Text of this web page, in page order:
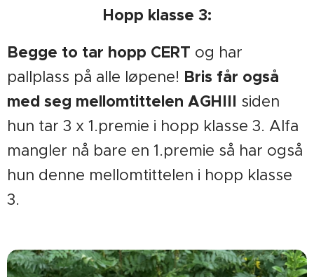
Hopp klasse 3:
Begge to tar hopp CERT og har
pallplass på alle løpene! Bris får også
med seg mellomtittelen AGHIII siden
hun tar 3 x 1.premie i hopp klasse 3. Alfa
mangler nå bare en 1.premie så har også
hun denne mellomtittelen i hopp klasse
3.